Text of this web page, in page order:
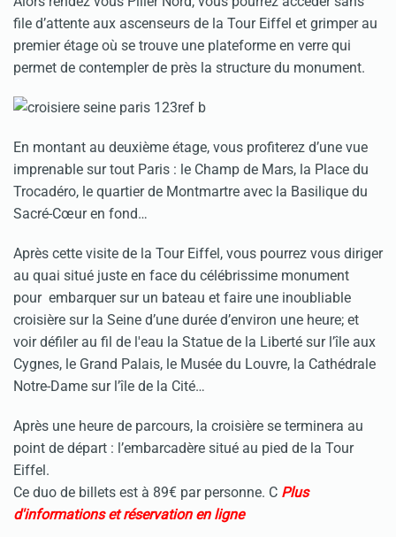
file d’attente aux ascenseurs de la Tour Eiffel et grimper au
premier étage où se trouve une plateforme en verre qui
permet de contempler de près la structure du monument.
En montant au deuxième étage, vous profiterez d’une vue
imprenable sur tout Paris : le Champ de Mars, la Place du
Trocadéro, le quartier de Montmartre avec la Basilique du
Sacré-Cœur en fond…
Après cette visite de la Tour Eiffel, vous pourrez vous diriger
au quai situé juste en face du célébrissime monument
pour embarquer sur un bateau et faire une inoubliable
croisière sur la Seine d’une durée d’environ une heure; et
voir défiler au fil de l'eau la Statue de la Liberté sur l’île aux
Cygnes, le Grand Palais, le Musée du Louvre, la Cathédrale
Notre-Dame sur l’île de la Cité…
Après une heure de parcours, la croisière se terminera au
point de départ : l’embarcadère situé au pied de la Tour
Eiffel.
Ce duo de billets est à 89€ par personne. C Plus
d'informations et réservation en ligne